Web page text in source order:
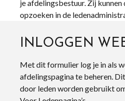
je afdelingsbestuur. Zij
opzoeken in de
INLOGGEN
Met dit formulier log je in als
afdelingspagina te beheren.
door leden worden gebruikt